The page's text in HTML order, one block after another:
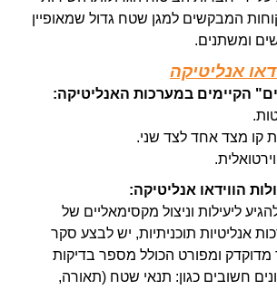
המבקשים למגן שטח גדול שמאופיין
ומשתנים.
אנליטיקה
הקיימים במערכות האנליטיקה:
קו מצד אחד לצד שני.
הווידאו אנליטיקה:
ליעילות וניצול מקסימאליים של
אנליטיות תוכניתיות, יש לבצע סקר
ומפורט הכולל מספר בדיקות
חשובים כגון: תנאי שטח (תאורה,